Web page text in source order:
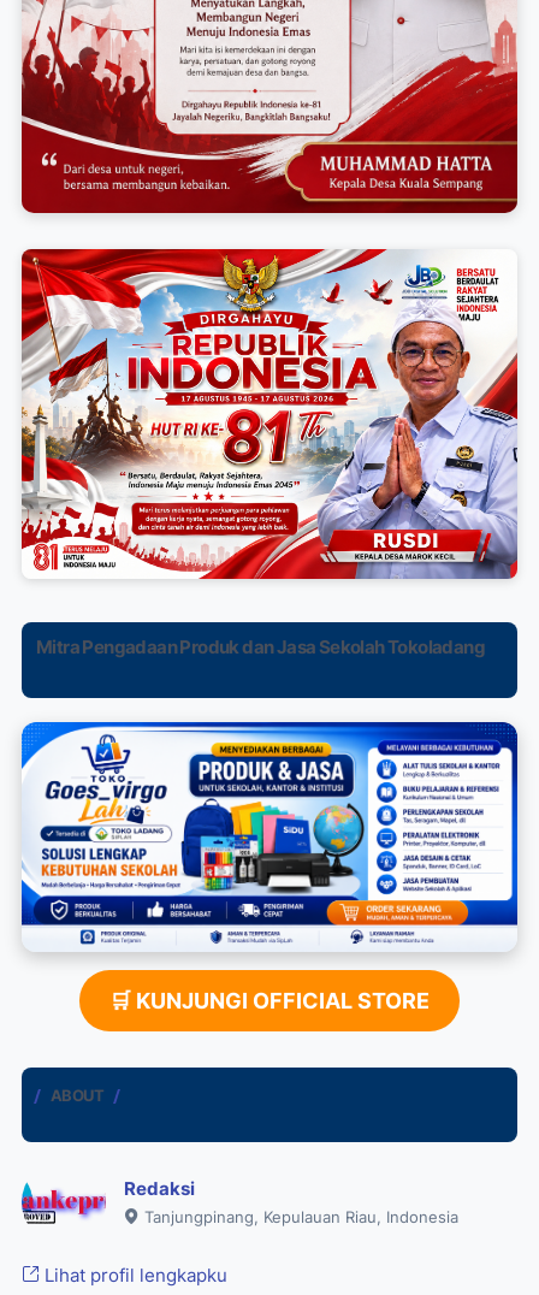
Mitra Pengadaan Produk dan Jasa Sekolah Tokoladang
🛒 KUNJUNGI OFFICIAL STORE
ABOUT
Redaksi
Tanjungpinang, Kepulauan Riau, Indonesia
Lihat profil lengkapku